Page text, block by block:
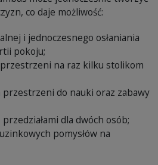
co daje możliwość:
i jednoczesnego osłaniania
pokoju;
na raz kilku stolikom
do nauki oraz zabawy
dla dwóch osób;
pomysłów na